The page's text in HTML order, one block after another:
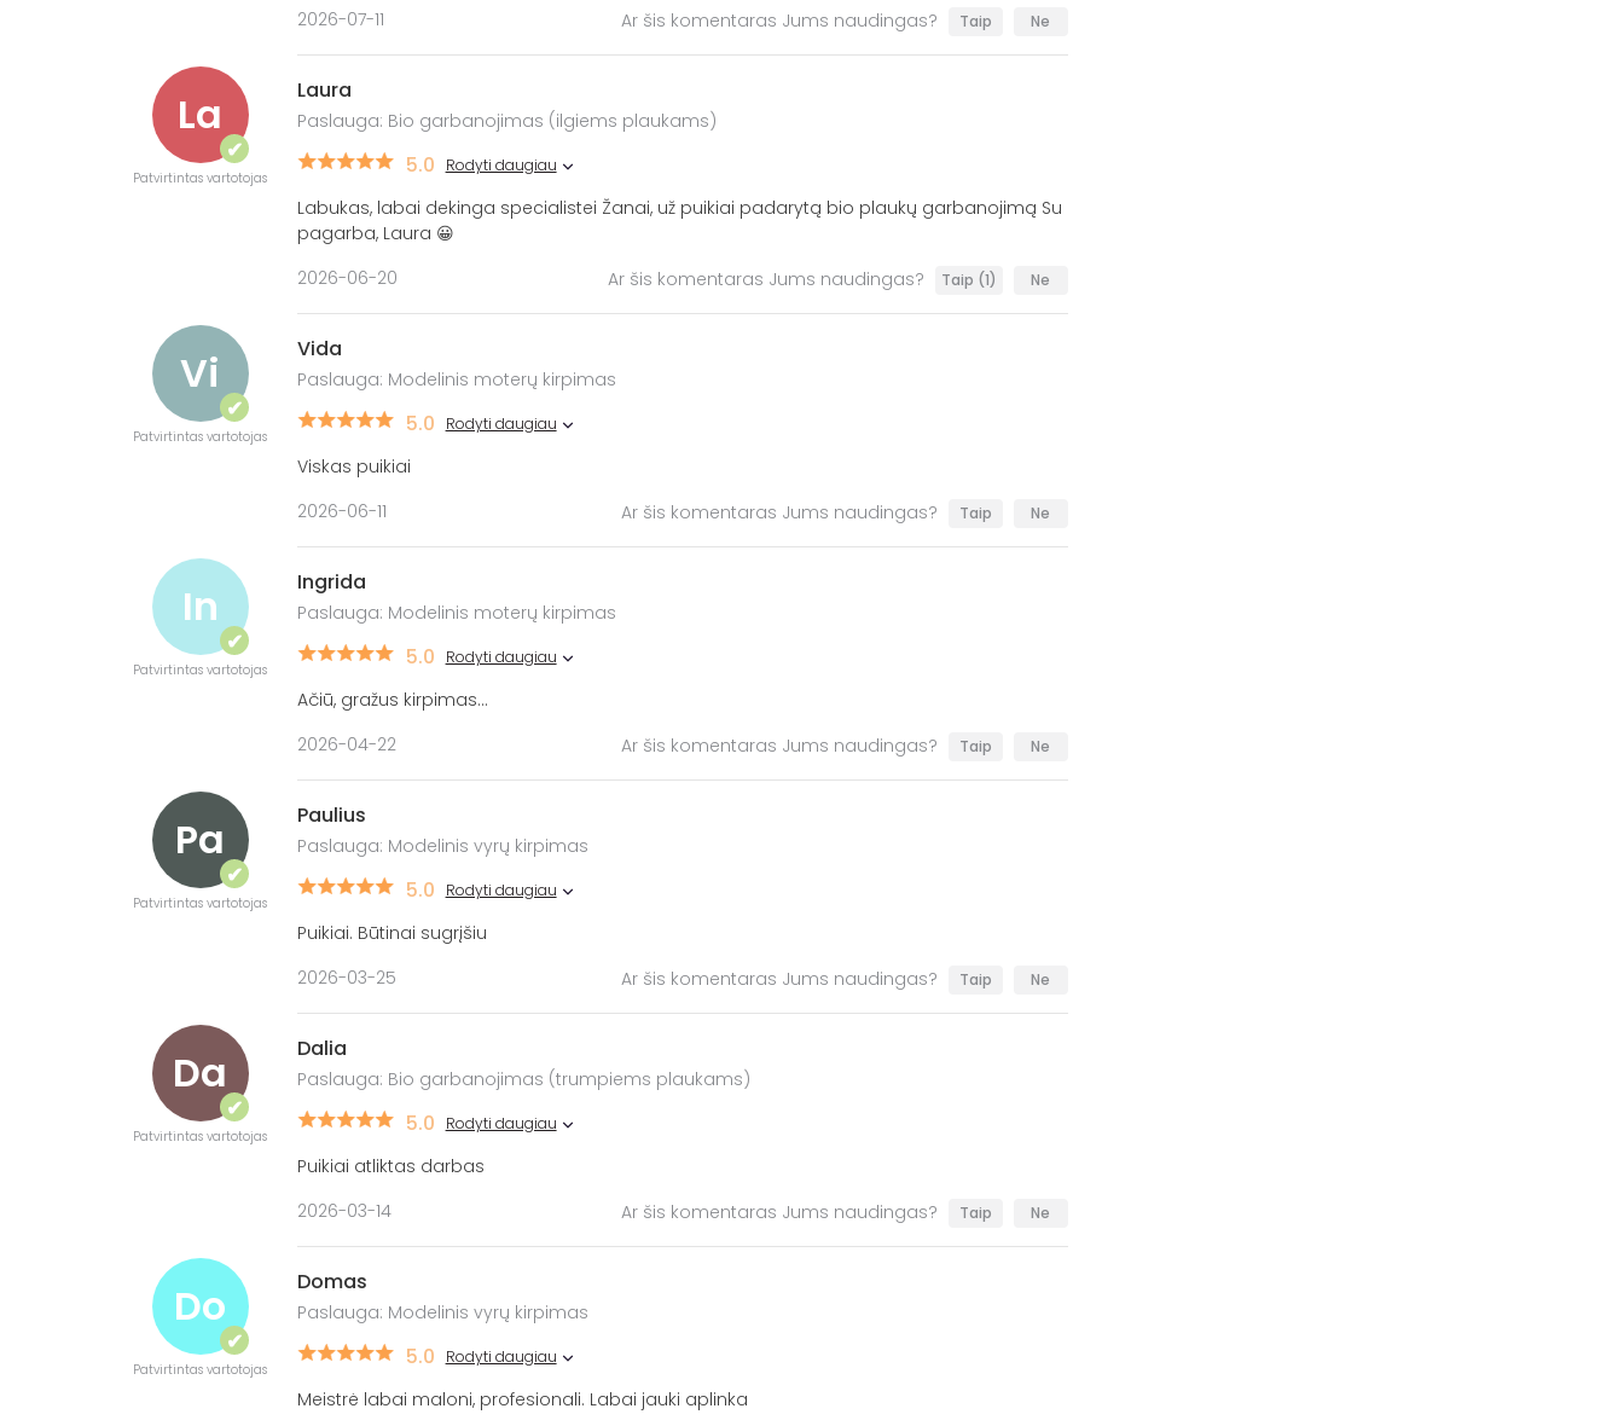
2026-07-11 Ar šis komentaras Jums naudingas? Taip Ne
La
✔
Patvirtintas vartotojas
Laura
Paslauga: Bio garbanojimas (ilgiems plaukams)
5.0 Rodyti daugiau
Labukas, labai dekinga specialistei Žanai, už puikiai padarytą bio plaukų garbanojimą Su
pagarba, Laura 😀
2026-06-20
Ar šis komentaras Jums naudingas? Taip (1) Ne
Vi
✔
Patvirtintas vartotojas
Vida
Paslauga: Modelinis moterų kirpimas
5.0 Rodyti daugiau
Viskas puikiai
2026-06-11
Ar šis komentaras Jums naudingas? Taip Ne
In
✔
Patvirtintas vartotojas
Ingrida
Paslauga: Modelinis moterų kirpimas
5.0 Rodyti daugiau
Ačiū, gražus kirpimas...
2026-04-22
Ar šis komentaras Jums naudingas? Taip Ne
Pa
✔
Patvirtintas vartotojas
Paulius
Paslauga: Modelinis vyrų kirpimas
5.0 Rodyti daugiau
Puikiai. Būtinai sugrįšiu
2026-03-25
Ar šis komentaras Jums naudingas? Taip Ne
Da
✔
Patvirtintas vartotojas
Dalia
Paslauga: Bio garbanojimas (trumpiems plaukams)
5.0 Rodyti daugiau
Puikiai atliktas darbas
2026-03-14
Ar šis komentaras Jums naudingas? Taip Ne
Do
✔
Patvirtintas vartotojas
Domas
Paslauga: Modelinis vyrų kirpimas
5.0 Rodyti daugiau
Meistrė labai maloni, profesionali. Labai jauki aplinka